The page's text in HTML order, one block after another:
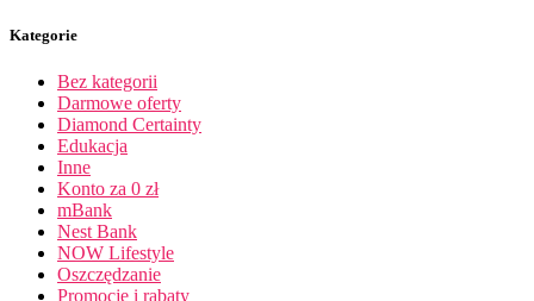
Kategorie
Bez kategorii
Darmowe oferty
Diamond Certainty
Edukacja
Inne
Konto za 0 zł
mBank
Nest Bank
NOW Lifestyle
Oszczędzanie
Promocje i rabaty